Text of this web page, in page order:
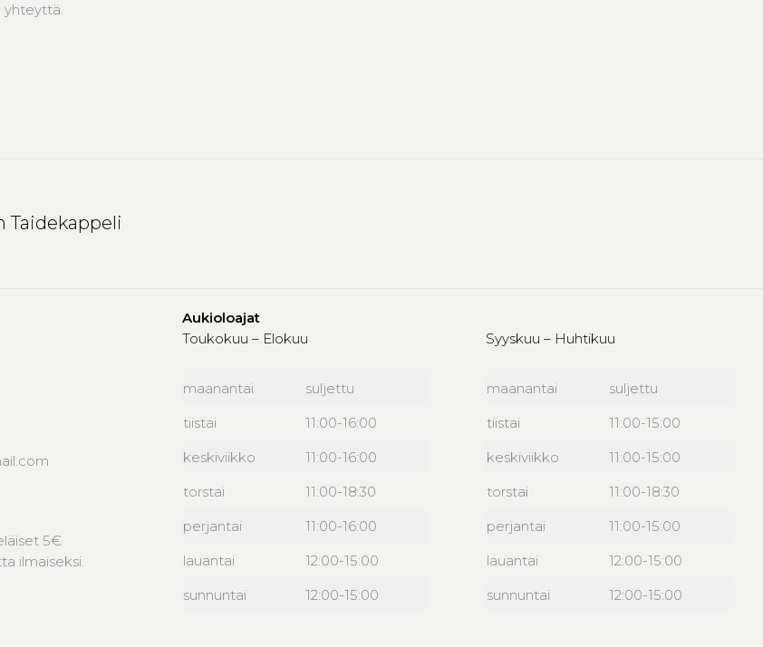
yhteyttä.
Taidekappeli
5€
ilmaiseksi.
Aukioloajat
Toukokuu – Elokuu
maanantai
suljettu
tiistai
11:00-16:00
keskiviikko
11:00-16:00
torstai
11:00-18:30
perjantai
11:00-16:00
lauantai
12:00-15:00
sunnuntai
12:00-15:00
Syyskuu – Huhtikuu
maanantai
suljettu
tiistai
11:00-15:00
keskiviikko
11:00-15:00
torstai
11:00-18:30
perjantai
11:00-15:00
lauantai
12:00-15:00
sunnuntai
12:00-15:00